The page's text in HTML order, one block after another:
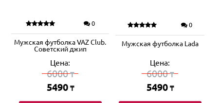
0
Мужская футболка VAZ Club.
Советский джип
Цена:
6000₸
5490 ₸
0
Мужская футболка Lada
Цена:
6000₸
5490 ₸